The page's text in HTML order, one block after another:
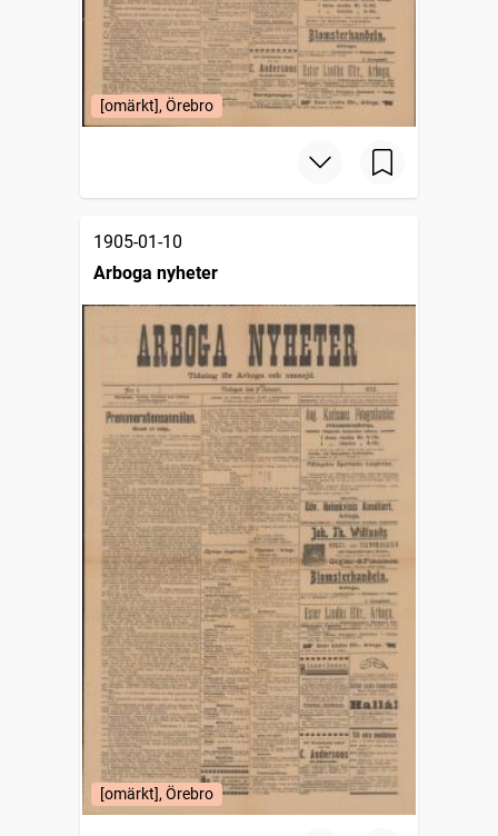
[omärkt], Örebro
1905-01-10
Arboga nyheter
[omärkt], Örebro